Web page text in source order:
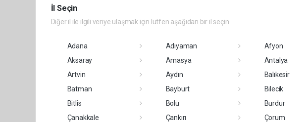
İl Seçin
Diğer il ile ilgili veriye ulaşmak için lütfen aşağıdan bir il seçin
Adana Adıyaman Afyon
Aksaray
Amasya Antalya
Artvin
Aydın Balıkesir
Batman
Bayburt Bilecik
Bitlis
Bolu Burdur
Çanakkale
Çankırı Çorum